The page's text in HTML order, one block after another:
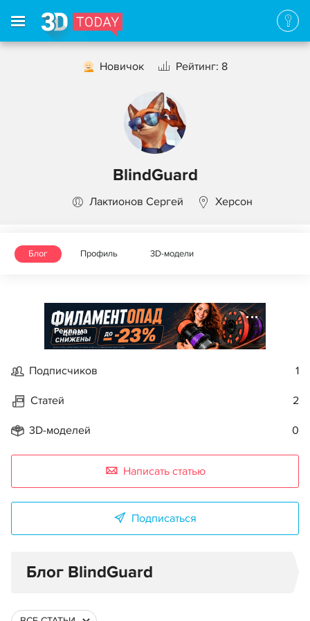
Новичок Рейтинг: 8
BlindGuard
Лактионов Сергей Херсон
Блог Профиль 3D-модели
Реклама
Подписчиков 1
Статей 2
3D-моделей 0
Написать статью
Подписаться
Блог BlindGuard